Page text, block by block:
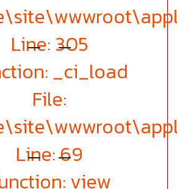
Line: 305
_ci_load
File:
Line: 69
view